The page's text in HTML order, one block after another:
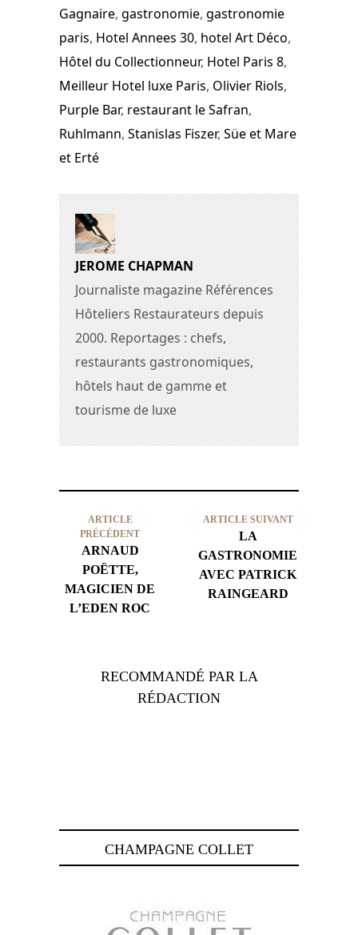
Gagnaire, gastronomie, gastronomie
paris, Hotel Annees 30, hotel Art Déco,
Hôtel du Collectionneur, Hotel Paris 8,
Meilleur Hotel luxe Paris, Olivier Riols,
Purple Bar, restaurant le Safran,
Ruhlmann, Stanislas Fiszer, Süe et Mare
et Erté
JEROME CHAPMAN
Journaliste magazine Références
Hôteliers Restaurateurs depuis
2000. Reportages : chefs,
restaurants gastronomiques,
hôtels haut de gamme et
tourisme de luxe
ARTICLE
PRÉCÉDENT
ARNAUD
POËTTE,
MAGICIEN DE
L’EDEN ROC
ARTICLE SUIVANT
LA
GASTRONOMIE
AVEC PATRICK
RAINGEARD
RECOMMANDÉ PAR LA
RÉDACTION
CHAMPAGNE COLLET